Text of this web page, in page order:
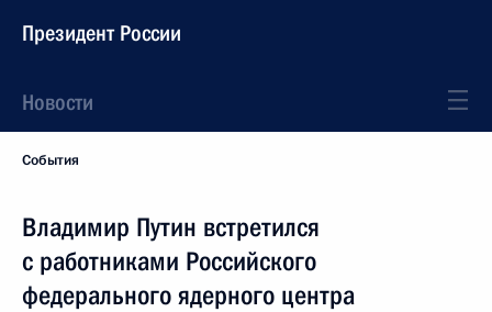
Президент России
Новости
События
Владимир Путин встретился
с работниками Российского
федерального ядерного центра